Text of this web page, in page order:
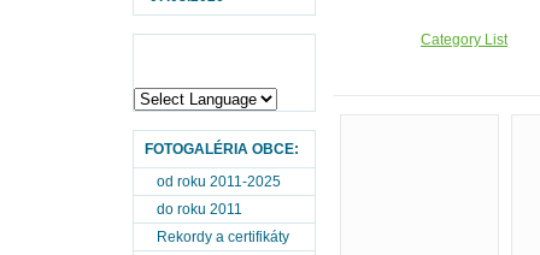
FOTOGALÉRIA OBCE:
od roku 2011-2025
do roku 2011
Rekordy a certifikáty
Category List